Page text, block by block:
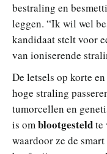
bestraling en
leggen. “Ik wil wel
kandidaat stelt voor
van ioniserende
De letsels op korte
hoge straling
tumorcellen en
is omblootgesteldte
waardoor ze de